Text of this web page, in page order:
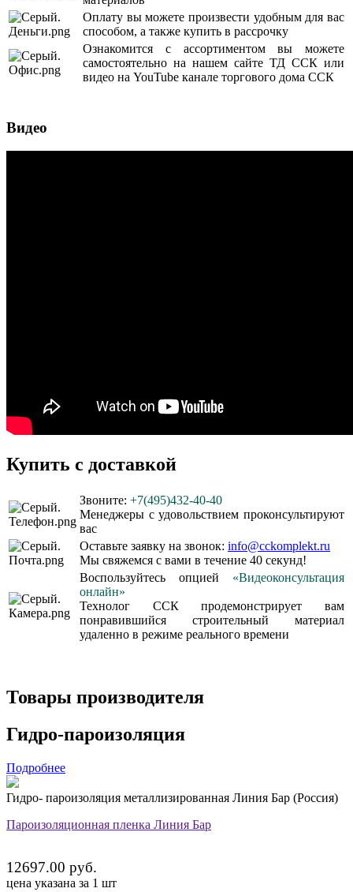
Оплату вы можете произвести удобным для вас
способом, а также купить в рассрочку
Ознакомится с ассортиментом вы можете
самостоятельно на нашем сайте ТД ССК или
видео на YouTube канале торгового дома ССК
Видео
Купить с доставкой
Звоните: +7(495)432-40-40
Менеджеры с удовольствием проконсультируют
вас
Оставьте заявку на звонок: info@cckomplekt.ru
Мы свяжемся с вами в течение 40 секунд!
Воспользуйтесь опцией «Видеоконсультация
онлайн»
Технолог ССК продемонстрирует вам
понравившийся строительный материал
удаленно в режиме реального времени
Товары производителя
Гидро-пароизоляция
Подробнее
Гидро- пароизоляция металлизированная Линия Бар (Россия)
Пароизоляционная пленка Линия Бар
12697.00 руб.
цена указана за 1 шт